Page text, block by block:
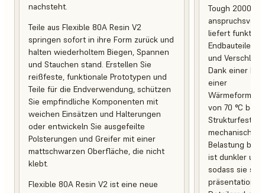
nachsteht.
Teile aus Flexible 80A Resin V2
springen sofort in ihre Form zurück und
halten wiederholtem Biegen, Spannen
und Stauchen stand. Erstellen Sie
reißfeste, funktionale Prototypen und
Teile für die Endverwendung, schützen
Sie empfindliche Komponenten mit
weichen Einsätzen und Halterungen
oder entwickeln Sie ausgefeilte
Polsterungen und Greifer mit einer
mattschwarzen Oberfläche, die nicht
klebt.
Flexible 80A Resin V2 ist eine neue
Tough 2000
liefert
Endbauteile,
und
Dank einer
einer
von 70 °C
mechanischer
Belastung bei.
ist dunkler
sodass sie